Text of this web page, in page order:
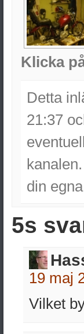
Klicka
Detta
21:37
din
5s
19 maj
Vilket